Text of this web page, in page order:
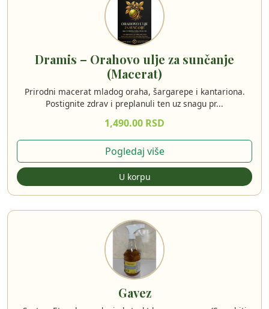
Dramis – Orahovo ulje za sunčanje
(Macerat)
Prirodni macerat mladog oraha, šargarepe i kantariona.
Postignite zdrav i preplanuli ten uz snagu pr...
1,490.00 RSD
Pogledaj više
U korpu
Gavez